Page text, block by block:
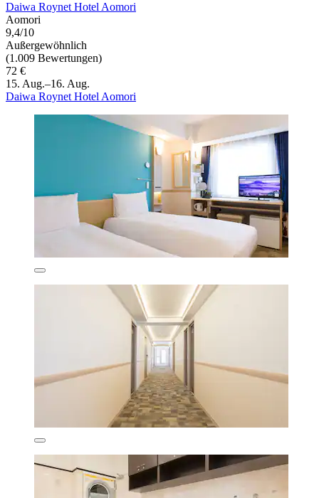
Daiwa Roynet Hotel Aomori
Aomori
9,4/10
Außergewöhnlich
(1.009 Bewertungen)
72 €
15. Aug.–16. Aug.
Daiwa Roynet Hotel Aomori